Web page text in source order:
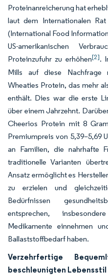
Proteinanreicherung hat
laut dem Internationalen
(International Food
US-amerikanischen
Proteinzufuhr zu erhöhen[2].
Mills auf diese Nachfrage
Wheaties Protein, das mehr
enthält. Dies war die erste
über einem Jahrzehnt.
Cheerios Protein mit 8
Premiumpreis von 5,39–5,69
an Familien, die nahrhafte
traditionelle Varianten
Ansatz ermöglicht es
zu erzielen und
Bedürfnissen
entsprechen,
Medikamente einnehmen
Ballaststoffbedarf haben.
Verzehrfertige
beschleunigten Lebensstil